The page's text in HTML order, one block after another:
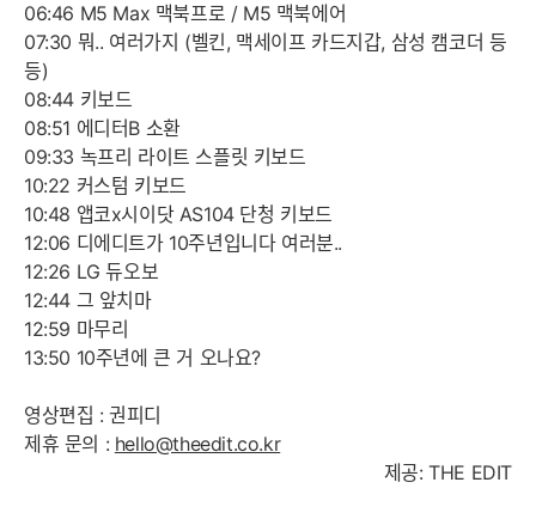
06:46 M5 Max 맥북프로 / M5 맥북에어
07:30 뭐.. 여러가지 (벨킨, 맥세이프 카드지갑, 삼성 캠코더 등
등)
08:44 키보드
08:51 에디터B 소환
09:33 녹프리 라이트 스플릿 키보드
10:22 커스텀 키보드
10:48 앱코x시이닷 AS104 단청 키보드
12:06 디에디트가 10주년입니다 여러분..
12:26 LG 듀오보
12:44 그 앞치마
12:59 마무리
13:50 10주년에 큰 거 오나요?
영상편집 : 권피디
제휴 문의 : hello@theedit.co.kr
제공: THE EDIT